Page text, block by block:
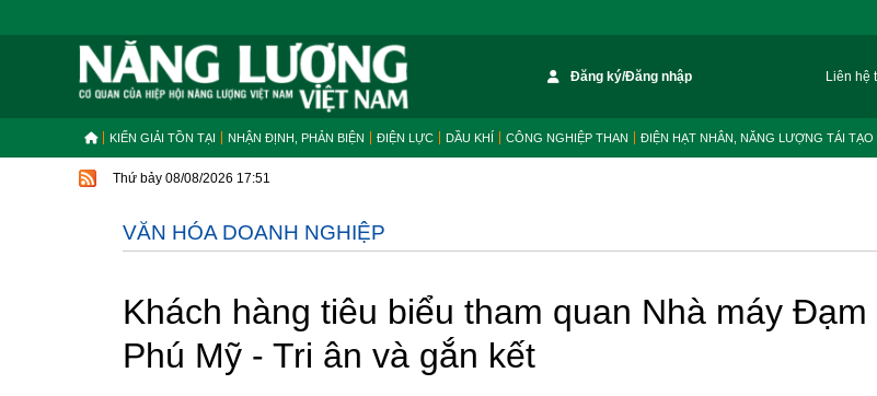
Đăng ký/Đăng nhập Liên hệ
KIẾN GIẢI TỒN TẠI NHẬN ĐỊNH, PHẢN BIỆN ĐIỆN LỰC DẦU KHÍ CÔNG NGHIỆP THAN ĐIỆN HẠT NHÂN, NĂNG LƯỢNG TÁI TẠO
Thứ bảy 08/08/2026 17:51
VĂN HÓA DOANH NGHIỆP
Khách hàng tiêu biểu tham quan Nhà máy Đạm
Phú Mỹ - Tri ân và gắn kết